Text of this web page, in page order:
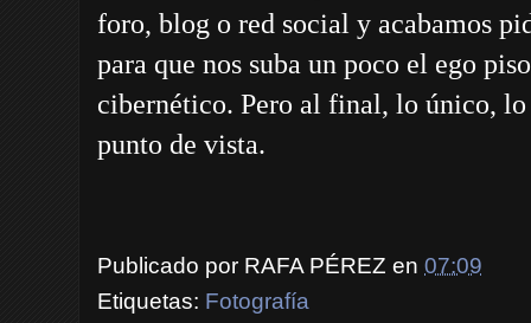
foro, blog o red social y acabamos
para que nos suba un poco el ego
cibernético. Pero al final, lo único,
punto de vista.
Publicado por RAFA PÉREZ en 07:09
Etiquetas: Fotografía